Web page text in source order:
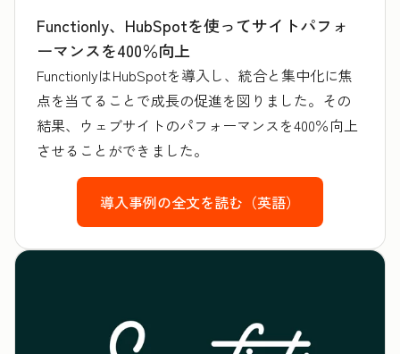
Functionly、HubSpotを使ってサイトパフォ
ーマンスを400％向上
FunctionlyはHubSpotを導入し、統合と集中化に焦
点を当てることで成長の促進を図りました。その
結果、ウェブサイトのパフォーマンスを400％向上
させることができました。
導入事例の全文を読む（英語）